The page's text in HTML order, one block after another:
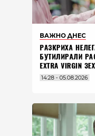
ВАЖНО ДНЕС
РАЗКРИХА
БУТИЛИРАЛИ
EXTRA VIRGIN
14:28 - 05.08.2026